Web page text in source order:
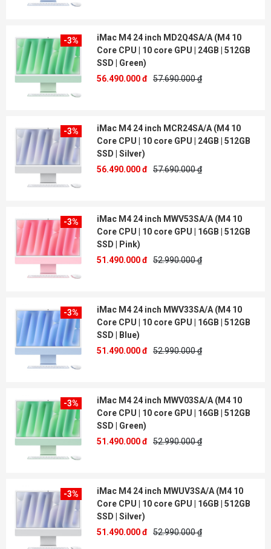
-3%
iMac M4 24 inch MD2Q4SA/A (M4 10
Core CPU | 10 core GPU | 24GB | 512GB
SSD | Green)
56.490.000 đ 57.690.000 ₫
-3%
iMac M4 24 inch MCR24SA/A (M4 10
Core CPU | 10 core GPU | 24GB | 512GB
SSD | Silver)
56.490.000 đ 57.690.000 ₫
-3%
iMac M4 24 inch MWV53SA/A (M4 10
Core CPU | 10 core GPU | 16GB | 512GB
SSD | Pink)
51.490.000 đ 52.990.000 ₫
-3%
iMac M4 24 inch MWV33SA/A (M4 10
Core CPU | 10 core GPU | 16GB | 512GB
SSD | Blue)
51.490.000 đ 52.990.000 ₫
-3%
iMac M4 24 inch MWV03SA/A (M4 10
Core CPU | 10 core GPU | 16GB | 512GB
SSD | Green)
51.490.000 đ 52.990.000 ₫
-3%
iMac M4 24 inch MWUV3SA/A (M4 10
Core CPU | 10 core GPU | 16GB | 512GB
SSD | Silver)
51.490.000 đ 52.990.000 ₫